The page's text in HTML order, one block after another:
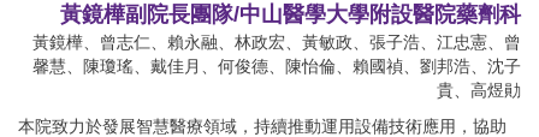
黃鏡樺副院長團隊/中山醫學大學附設醫院藥劑科
黃鏡樺、曾志仁、賴永融、林政宏、黃敏政、張子浩、江忠憲、曾
馨慧、陳瓊瑤、戴佳月、何俊德、陳怡倫、賴國禎、劉邦浩、沈子
貴、高煜勛
本院致力於發展智慧醫療領域，持續推動運用設備技術應用，協助